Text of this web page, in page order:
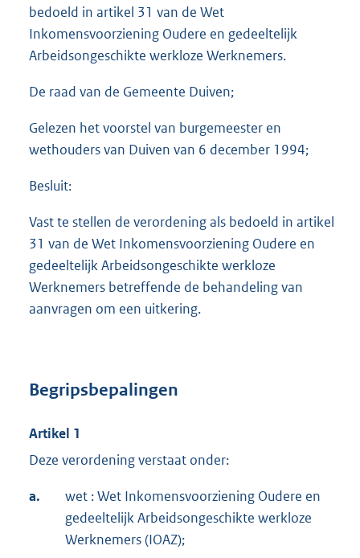
bedoeld in artikel 31 van de Wet
Inkomensvoorziening Oudere en gedeeltelijk
Arbeidsongeschikte werkloze Werknemers.
De raad van de Gemeente Duiven;
Gelezen het voorstel van burgemeester en
wethouders van Duiven van 6 december 1994;
Besluit:
Vast te stellen de verordening als bedoeld in artikel
31 van de Wet Inkomensvoorziening Oudere en
gedeeltelijk Arbeidsongeschikte werkloze
Werknemers betreffende de behandeling van
aanvragen om een uitkering.
Begripsbepalingen
Artikel 1
Deze verordening verstaat onder:
a.
wet : Wet Inkomensvoorziening Oudere en
gedeeltelijk Arbeidsongeschikte werkloze
Werknemers (IOAZ);